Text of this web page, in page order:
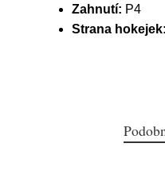
Zahnutí: P4
Strana hokejek: